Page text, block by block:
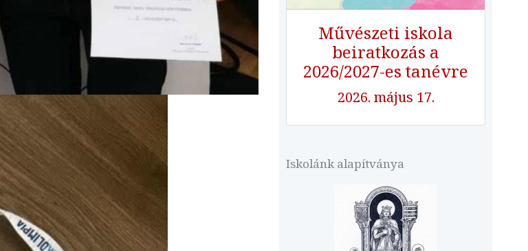
Művészeti iskola
beiratkozás a
2026/2027-es tanévre
2026. május 17.
Iskolánk alapítványa